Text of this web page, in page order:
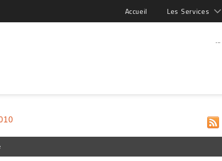
Accueil Les Services
...